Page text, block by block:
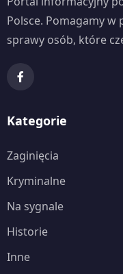
Polsce. Pomagamy w
sprawy osób, które
Kategorie
Zaginięcia
Kryminalne
Na sygnale
Historie
Inne